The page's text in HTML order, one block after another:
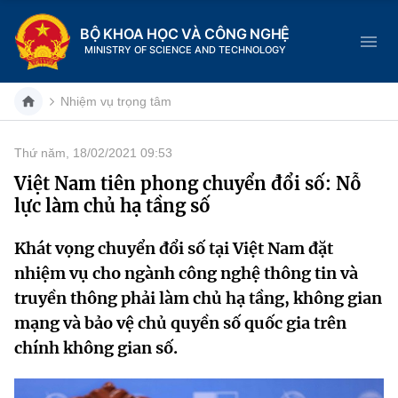
BỘ KHOA HỌC VÀ CÔNG NGHỆ
MINISTRY OF SCIENCE AND TECHNOLOGY
Danh mục
Trang chủ
Giới thiệu
Chức năng nhiệm vụ
Cơ cấu tổ chức
Lịch sử phát triển
Tin tức sự kiện
Khoa học và Công nghệ
Đổi mới sáng tạo
Dịch vụ công
Hệ thống văn bản
Nhiệm vụ trọng tâm
Thứ năm, 18/02/2021 09:53
Việt Nam tiên phong chuyển đổi số: Nỗ
lực làm chủ hạ tầng số
Khát vọng chuyển đổi số tại Việt Nam đặt
nhiệm vụ cho ngành công nghệ thông tin và
truyền thông phải làm chủ hạ tầng, không gian
mạng và bảo vệ chủ quyền số quốc gia trên
chính không gian số.